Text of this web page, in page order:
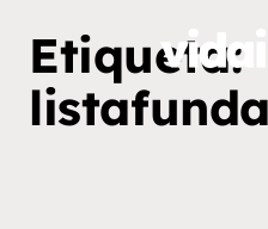
Etiqueta: